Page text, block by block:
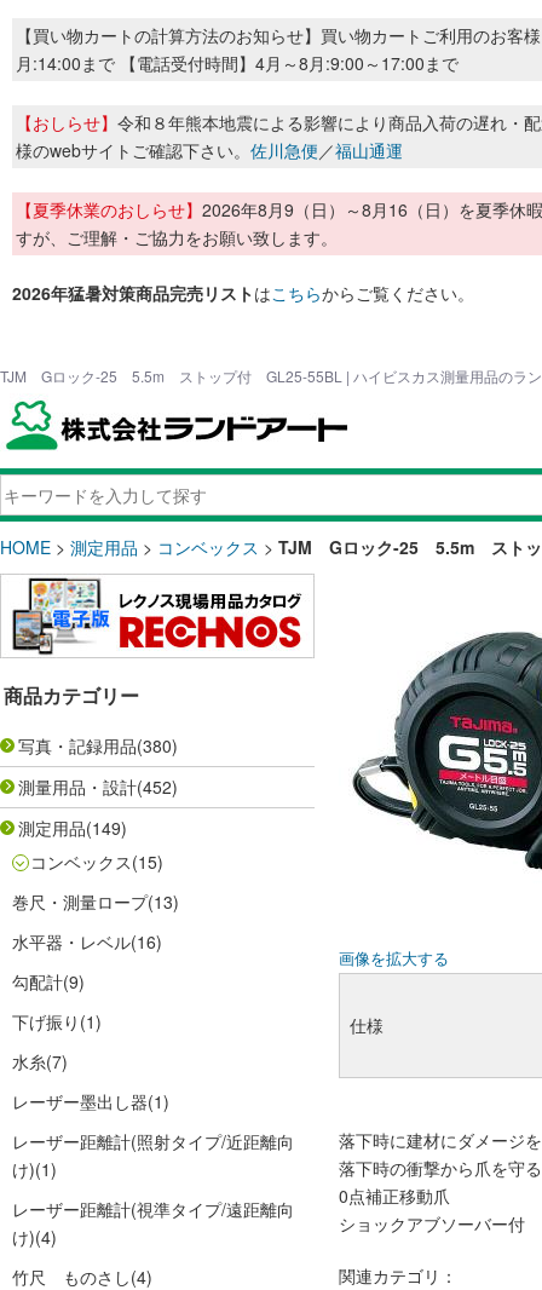
【買い物カートの計算方法のお知らせ】買い物カートご利用のお客
月:14:00まで 【電話受付時間】4月～8月:9:00～17:00まで
【おしらせ】 令和８年熊本地震による影響により商品入荷の遅れ・
様のwebサイトご確認下さい。 佐川急便／福山通運
【夏季休業のおしらせ】 2026年8月9（日）～8月16（日）を夏季休
すが、ご理解・ご協力をお願い致します。
2026年猛暑対策商品完売リストはこちらからご覧ください。
TJM Gロック-25 5.5m ストップ付 GL25-55BL | ハイビスカス測量用品のラ
HOME > 測定用品 > コンベックス > TJM Gロック-25 5.5m スト
商品カテゴリー
写真・記録用品(380)
測量用品・設計(452)
測定用品(149)
コンベックス(15)
巻尺・測量ロープ(13)
水平器・レベル(16)
勾配計(9)
下げ振り (1)
水糸(7)
レーザー墨出し器(1)
レーザー距離計(照射タイプ/近距離向
け)(1)
レーザー距離計(視準タイプ/遠距離向
け)(4)
竹尺 ものさし(4)
画像を拡大する
仕様
落下時に建材にダメージ
落下時の衝撃から爪を守
0点補正移動爪
ショックアブソーバー付
関連カテゴリ：